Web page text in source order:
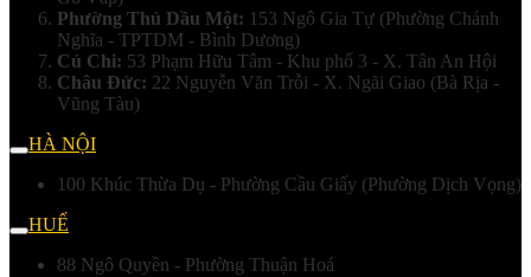
Phường Thủ Dầu Một: 153 Ngô Gia Tự (Phường Chánh
Nghĩa - TPTDM - Bình Dương)
Củ Chi: 53 Phạm Hữu Tâm - Khu phố 3 - X. Tân An Hội
Châu Đức: 22 Nguyễn Văn Trỗi - X. Ngãi Giao (Bà Rịa -
Vũng Tàu)
HÀ NỘI
100 Khúc Thừa Dụ - Phường Cầu Giấy (Phường Dịch Vọng)
HUẾ
88 Ngô Quyền - Phường Thuận Hoá